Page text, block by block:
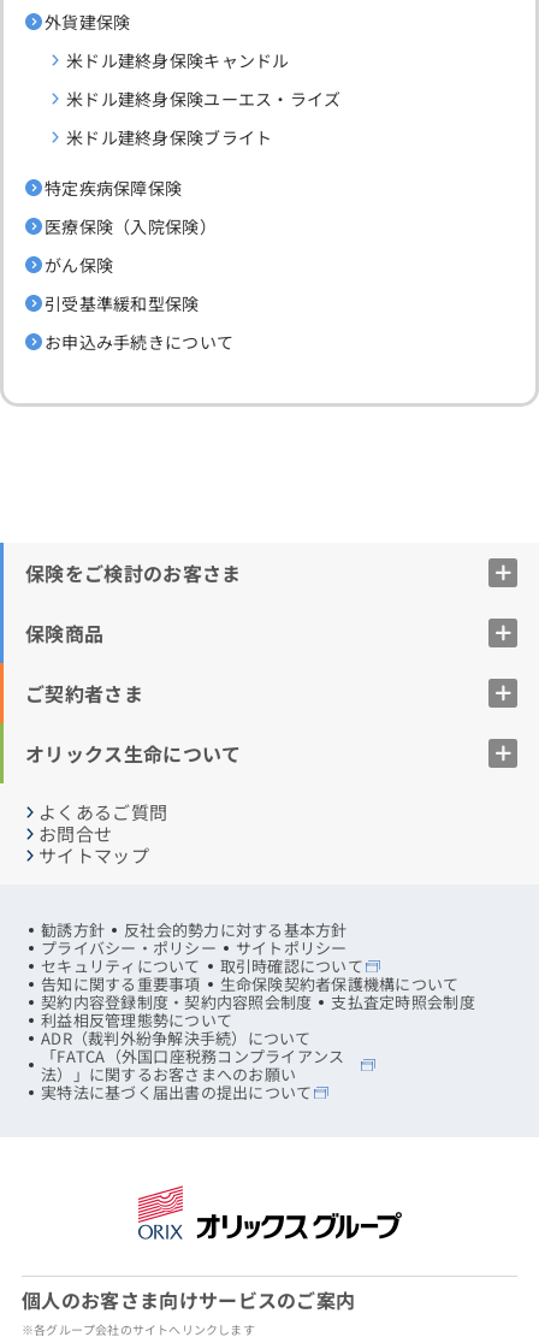
外貨建保険
米ドル建終身保険キャンドル
米ドル建終身保険ユーエス・ライズ
米ドル建終身保険ブライト
特定疾病保障保険
医療保険（入院保険）
がん保険
引受基準緩和型保険
お申込み手続きについて
保険をご検討のお客さま
保険商品
ご契約者さま
オリックス生命について
よくあるご質問
お問合せ
サイトマップ
勧誘方針 反社会的勢力に対する基本方針
プライバシー・ポリシー サイトポリシー
セキュリティについて 取引時確認について
告知に関する重要事項 生命保険契約者保護機構について
契約内容登録制度・契約内容照会制度 支払査定時照会制度
利益相反管理態勢について
ADR（裁判外紛争解決手続）について
「FATCA（外国口座税務コンプライアンス
法）」に関するお客さまへのお願い
実特法に基づく届出書の提出について
個人のお客さま向けサービスのご案内
※各グループ会社のサイトへリンクします